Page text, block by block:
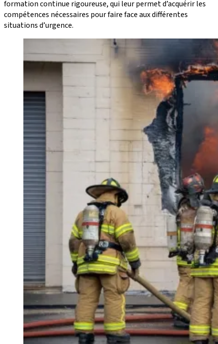
formation continue rigoureuse, qui leur permet d’acquérir les
compétences nécessaires pour faire face aux différentes
situations d’urgence.